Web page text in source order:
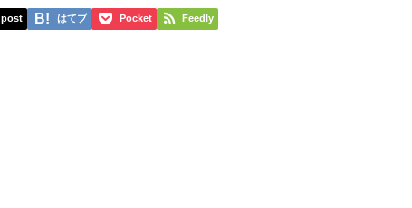
post はてブ Pocket Feedly